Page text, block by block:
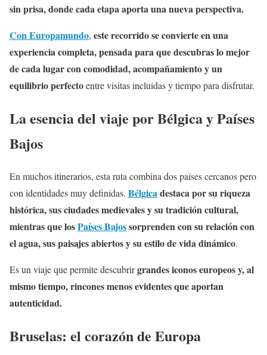
sin prisa, donde cada etapa aporta una nueva perspectiva.
Con Europamundo, este recorrido se convierte en una
experiencia completa, pensada para que descubras lo mejor
de cada lugar con comodidad, acompañamiento y un
equilibrio perfectoentre visitas incluidas y tiempo para disfrutar.
La esencia del viaje por Bélgica y Países
Bajos
En muchos itinerarios, esta ruta combina dos países cercanos pero
con identidades muy definidas. Bélgicadestaca por su riqueza
histórica, sus ciudades medievales y su tradición cultural,
mientras que losPaíses Bajossorprenden con su relación con
el agua, sus paisajes abiertos y su estilo de vida dinámico.
Es un viaje que permite descubrirgrandes iconos europeos y, al
mismo tiempo, rincones menos evidentes que aportan
autenticidad.
Bruselas: el corazón de Europa